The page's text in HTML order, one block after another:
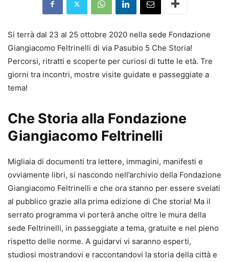
Si terrà dal 23 al 25 ottobre 2020 nella sede Fondazione
Giangiacomo Feltrinelli di via Pasubio 5 Che Storia!
Percorsi, ritratti e scoperte per curiosi di tutte le età. Tre
giorni tra incontri, mostre visite guidate e passeggiate a
tema!
Che Storia alla Fondazione
Giangiacomo Feltrinelli
Migliaia di documenti tra lettere, immagini, manifesti e
ovviamente libri, si nascondo nell’archivio della Fondazione
Giangiacomo Feltrinelli e che ora stanno per essere svelati
al pubblico grazie alla prima edizione di Che storia! Ma il
serrato programma vi porterà anche oltre le mura della
sede Feltrinelli, in passeggiate a tema, gratuite e nel pieno
rispetto delle norme. A guidarvi vi saranno esperti,
studiosi mostrandovi e raccontandovi la storia della città e